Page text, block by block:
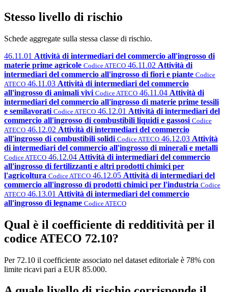
Stesso livello di rischio
Schede aggregate sulla stessa classe di rischio.
46.11.01 Attività di intermediari del commercio all'ingrosso di
materie prime agricole Codice ATECO 46.11.02 Attività di
intermediari del commercio all'ingrosso di fiori e piante Codice
ATECO 46.11.03 Attività di intermediari del commercio
all'ingrosso di animali vivi Codice ATECO 46.11.04 Attività di
intermediari del commercio all'ingrosso di materie prime tessili
e semilavorati Codice ATECO 46.12.01 Attività di intermediari del
commercio all'ingrosso di combustibili liquidi e gassosi Codice
ATECO 46.12.02 Attività di intermediari del commercio
all'ingrosso di combustibili solidi Codice ATECO 46.12.03 Attività
di intermediari del commercio all'ingrosso di minerali e metalli
Codice ATECO 46.12.04 Attività di intermediari del commercio
all'ingrosso di fertilizzanti e altri prodotti chimici per
l'agricoltura Codice ATECO 46.12.05 Attività di intermediari del
commercio all'ingrosso di prodotti chimici per l'industria Codice
ATECO 46.13.01 Attività di intermediari del commercio
all'ingrosso di legname Codice ATECO
Qual è il coefficiente di redditività per il
codice ATECO 72.10?
Per 72.10 il coefficiente associato nel dataset editoriale è 78% con
limite ricavi pari a EUR 85.000.